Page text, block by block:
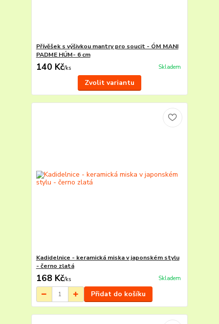
Přívěšek s výšivkou mantry pro soucit - ÓM MANI
PADME HÚM- 6 cm
140 Kč/ks Skladem
Zvolit variantu
Kadidelnice - keramická miska v japonském stylu
- černo zlatá
168 Kč/ks Skladem
Přidat do košíku